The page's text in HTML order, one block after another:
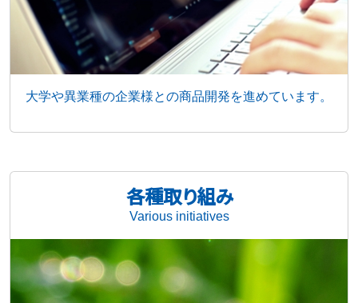
大学や異業種の企業様との商品開発を進めています。
各種取り組み
Various initiatives